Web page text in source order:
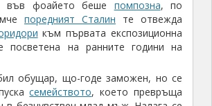
във фоайето беше помпозна, по
поредният Сталин те отвежда
към първата експозиционна
посветена на ранните години на
обущар, що-годе заможен, но се
семейството, което превръща